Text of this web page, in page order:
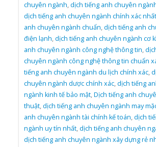
chuyên ngành,dịch tiếng anh chuyên
dịch tiếng anh chuyên ngành chính xác nhất
anh chuyên ngành chuẩn,dịch tiếng anh
điện lạnh,dịch tiếng anh chuyên ngành cơ
anh chuyên ngành công nghệ thông tin,
chuyên ngành công nghệ thông tin chuẩn
tiếng anh chuyên ngành du lịch chính xác,
chuyên ngành dược chính xác,dịch tiếng
ngành kinh tế bảo mật,Dịch tiếng anh
thuật,dịch tiếng anh chuyên ngành may
anh chuyên ngành tài chính kế toán,dịch
ngành uy tín nhất,dịch tiếng anh chuyên
dịch tiếng anh chuyên ngành xây dựng rẻ